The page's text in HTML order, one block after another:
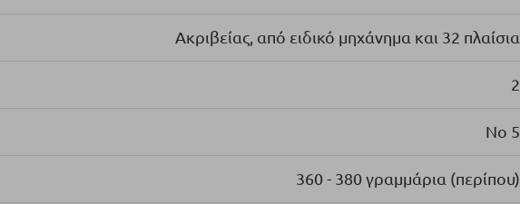
Ακριβείας, από ειδικό μηχάνημα και 32 πλαίσια
2
Νο 5
360 - 380 γραμμάρια (περίπου)